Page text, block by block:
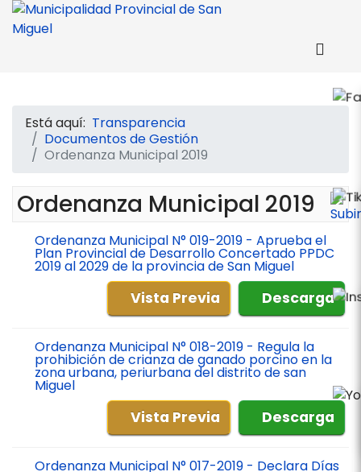
Está aquí: Transparencia
Documentos de Gestión
Ordenanza Municipal 2019
Ordenanza Municipal 2019
Ordenanza Municipal N° 019-2019 - Aprueba el
Plan Provincial de Desarrollo Concertado PPDC
2019 al 2029 de la provincia de San Miguel
Descarga
Vista Previa
Ordenanza Municipal N° 018-2019 - Regula la
prohibición de crianza de ganado porcino en la
zona urbana, periurbana del distrito de san
Miguel
Descarga
Vista Previa
Ordenanza Municipal N° 017-2019 - Declara Días